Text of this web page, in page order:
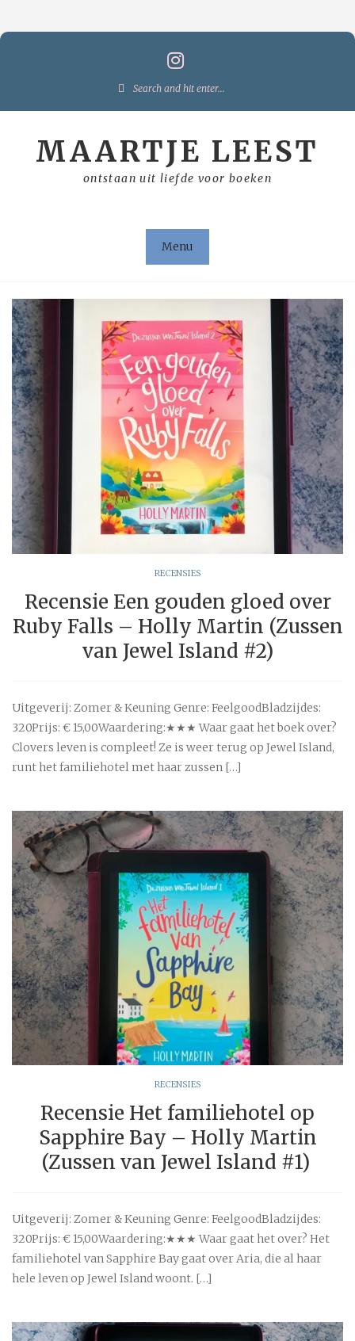
Search
MAARTJE LEEST
ontstaan uit liefde voor boeken
Menu
RECENSIES
Recensie Een gouden gloed over
Ruby Falls – Holly Martin (Zussen
van Jewel Island #2)
Uitgeverij: Zomer & Keuning Genre: FeelgoodBladzijdes:
320Prijs: € 15,00Waardering:★★★ Waar gaat het boek over?
Clovers leven is compleet! Ze is weer terug op Jewel Island,
runt het familiehotel met haar zussen […]
RECENSIES
Recensie Het familiehotel op
Sapphire Bay – Holly Martin
(Zussen van Jewel Island #1)
Uitgeverij: Zomer & Keuning Genre: FeelgoodBladzijdes:
320Prijs: € 15,00Waardering:★★★ Waar gaat het over? Het
familiehotel van Sapphire Bay gaat over Aria, die al haar
hele leven op Jewel Island woont. […]